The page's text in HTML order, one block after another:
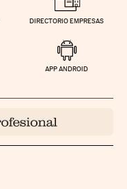
DIRECTORIO EMPRESAS
APP ANDROID